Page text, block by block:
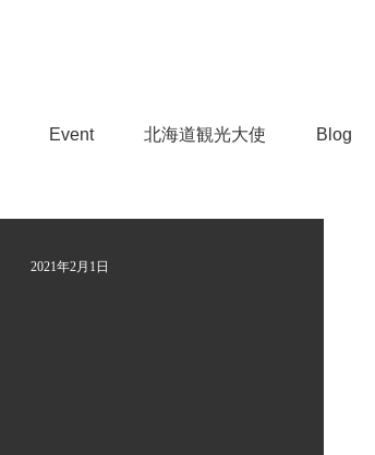
Event 北海道観光大使 Blog
2021年2月1日